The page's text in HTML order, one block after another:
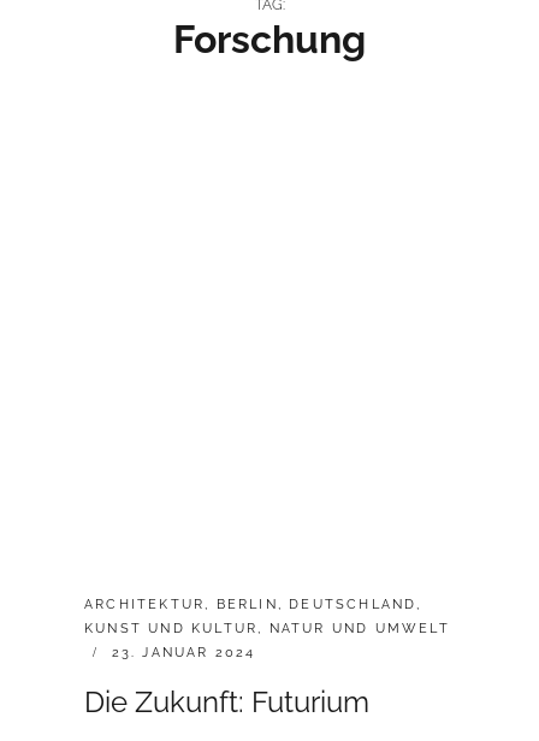
TAG:
Forschung
CATEGORIES:
ARCHITEKTUR, BERLIN, DEUTSCHLAND,
KUNST UND KULTUR,
NATUR UND UMWELT
POSTED
23. JANUAR 2024
Die Zukunft: Futurium